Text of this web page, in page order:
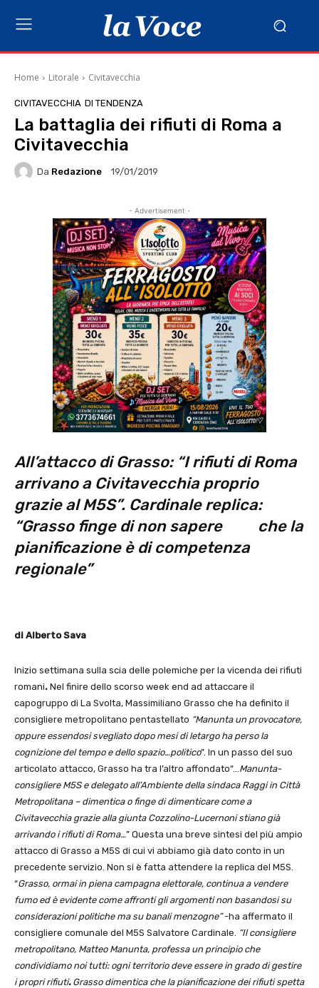
Home Litorale Civitavecchia
CIVITAVECCHIA DI TENDENZA
La battaglia dei rifiuti di Roma a
Civitavecchia
Da Redazione 19/01/2019
- Advertisement -
All’attacco di Grasso: “I rifiuti di Roma
arrivano a Civitavecchia proprio
grazie al M5S”. Cardinale replica:
“Grasso finge di non sapere che la
pianificazione è di competenza
regionale”
di Alberto Sava
Inizio settimana sulla scia delle polemiche per la vicenda dei rifiuti
romani. Nel finire dello scorso week end ad attaccare il
capogruppo di La Svolta, Massimiliano Grasso che ha definito il
consigliere metropolitano pentastellato “Manunta un provocatore,
oppure essendosi svegliato dopo mesi di letargo ha perso la
cognizione del tempo e dello spazio…politico”. In un passo del suo
articolato attacco, Grasso ha tra l’altro affondato“…Manunta-
consigliere M5S e delegato all’Ambiente della sindaca Raggi in Città
Metropolitana – dimentica o finge di dimenticare come a
Civitavecchia grazie alla giunta Cozzolino-Lucernoni stiano già
arrivando i rifiuti di Roma…” Questa una breve sintesi del più ampio
attacco di Grasso a M5S di cui vi abbiamo già dato conto in un
precedente servizio. Non si è fatta attendere la replica del M5S.
“Grasso, ormai in piena campagna elettorale, continua a vendere
fumo ed è evidente come affronti gli argomenti non basandosi su
considerazioni politiche ma su banali menzogne”-ha affermato il
consigliere comunale del M5S Salvatore Cardinale. “Il consigliere
metropolitano, Matteo Manunta, professa un principio che
condividiamo noi tutti: ogni territorio deve essere in grado di gestire
i propri rifiuti.Grasso dimentica che la pianificazione dei rifiuti spetta